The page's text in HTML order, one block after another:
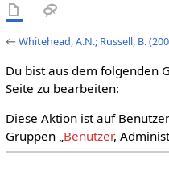
←Whitehead, A.N.; Russell, B.
Du bist aus dem folgenden
Seite zu bearbeiten:
Diese Aktion ist auf
Gruppen „Benutzer,